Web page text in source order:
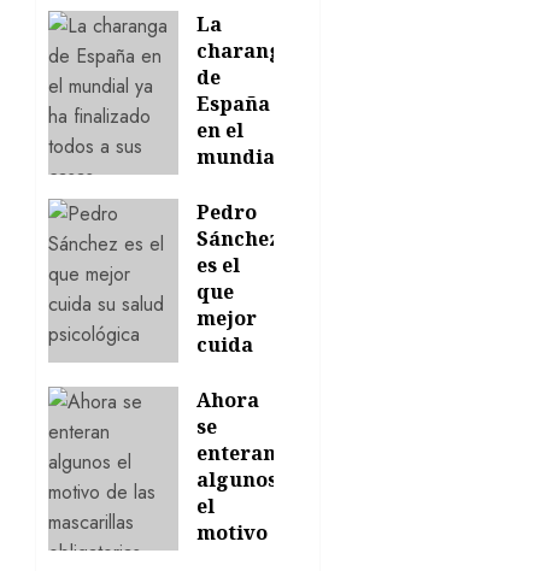
La
charanga
de
España
en el
mundial
finalizado
todos a
sus
casas
21/07/2026
Pedro
Sánchez
es el
que
mejor
cuida
salud
psicológica
24/06/2026
Ahora
se
enteran
algunos
el
motivo